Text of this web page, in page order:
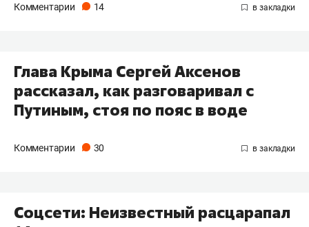
Комментарии 14
Глава Крыма Сергей Аксенов
рассказал, как разговаривал с
Путиным, стоя по пояс в воде
Комментарии 30
Соцсети: Неизвестный расцарапал